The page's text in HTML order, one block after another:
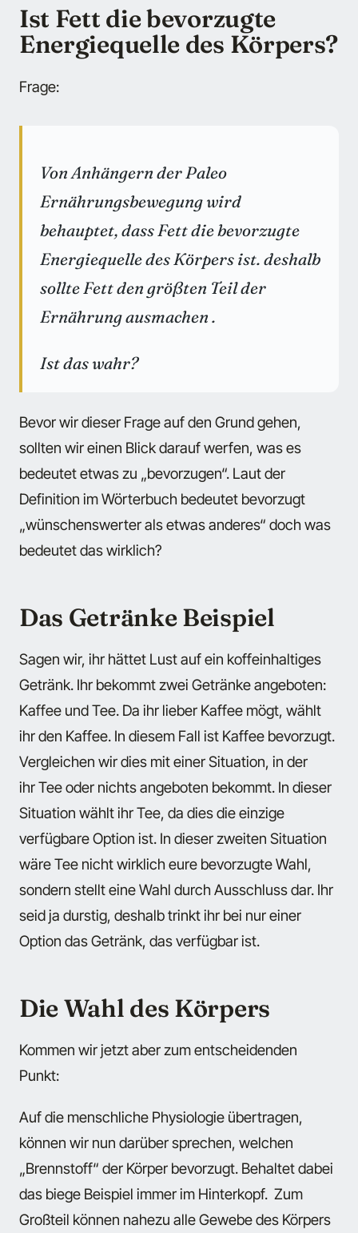
Ist Fett die bevorzugte
Energiequelle des Körpers?
Frage:
Von Anhängern der Paleo
Ernährungsbewegung wird
behauptet, dass Fett die bevorzugte
Energiequelle des Körpers ist. deshalb
sollte Fett den größten Teil der
Ernährung ausmachen .
Ist das wahr?
Bevor wir dieser Frage auf den Grund gehen,
sollten wir einen Blick darauf werfen, was es
bedeutet etwas zu „bevorzugen“. Laut der
Definition im Wörterbuch bedeutet bevorzugt
„wünschenswerter als etwas anderes“ doch was
bedeutet das wirklich?
Das Getränke Beispiel
Sagen wir, ihr hättet Lust auf ein koffeinhaltiges
Getränk. Ihr bekommt zwei Getränke angeboten:
Kaffee und Tee. Da ihr lieber Kaffee mögt, wählt
ihr den Kaffee. In diesem Fall ist Kaffee bevorzugt.
Vergleichen wir dies mit einer Situation, in der
ihr Tee oder nichts angeboten bekommt. In dieser
Situation wählt ihr Tee, da dies die einzige
verfügbare Option ist. In dieser zweiten Situation
wäre Tee nicht wirklich eure bevorzugte Wahl,
sondern stellt eine Wahl durch Ausschluss dar. Ihr
seid ja durstig, deshalb trinkt ihr bei nur einer
Option das Getränk, das verfügbar ist.
Die Wahl des Körpers
Kommen wir jetzt aber zum entscheidenden
Punkt:
Auf die menschliche Physiologie übertragen,
können wir nun darüber sprechen, welchen
„Brennstoff“ der Körper bevorzugt. Behaltet dabei
das biege Beispiel immer im Hinterkopf. Zum
Großteil können nahezu alle Gewebe des Körpers